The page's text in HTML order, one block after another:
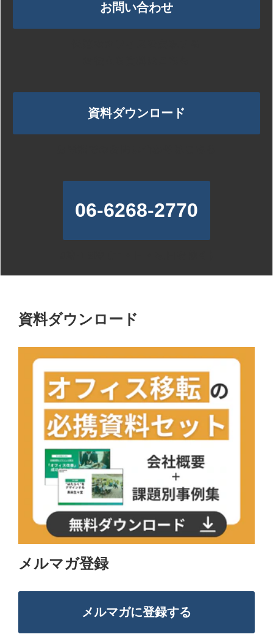
お問い合わせ
資料ダウンロード
06-6268-2770
資料ダウンロード
メルマガ登録
メルマガに登録する